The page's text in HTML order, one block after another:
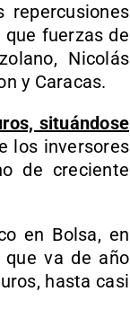
fuerzas de
Nicolás
y Caracas.
situándose
los inversores
de creciente
en Bolsa, en
va de año
hasta casi